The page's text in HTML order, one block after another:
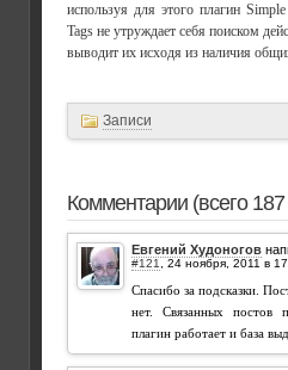
используя для этого плагин
Tags не утруждает себя поиском
выводит их исходя из наличия
Записи
Комментарии (всего
Евгений Худоногов
#121
Спасибо за подсказки.
нет. Связанных постов
плагин работает и база